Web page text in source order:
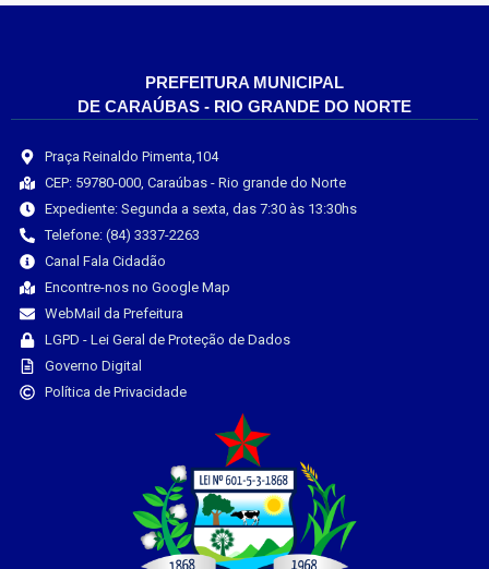
PREFEITURA MUNICIPAL
DE CARAÚBAS - RIO GRANDE DO NORTE
Praça Reinaldo Pimenta,104
CEP: 59780-000, Caraúbas - Rio grande do Norte
Expediente: Segunda a sexta, das 7:30 às 13:30hs
Telefone: (84) 3337-2263
Canal Fala Cidadão
Encontre-nos no Google Map
WebMail da Prefeitura
LGPD - Lei Geral de Proteção de Dados
Governo Digital
Política de Privacidade